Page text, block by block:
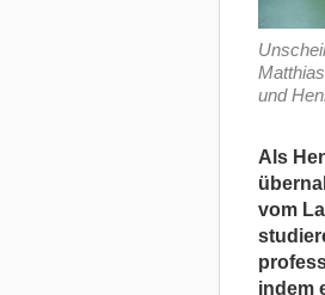
und
Als
vom
indem